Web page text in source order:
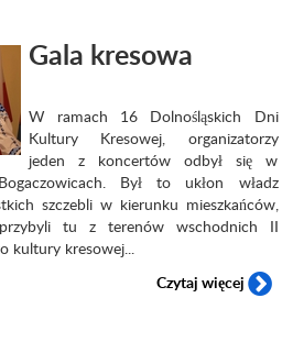
Gala kresowa
W ramach 16 Dolnośląskich Dni
Kultury Kresowej, organizatorzy
jeden z koncertów odbył się w
Był to ukłon władz
szczebli w kierunku mieszkańców,
tu z terenów wschodnich II
kultury kresowej...
Czytaj więcej